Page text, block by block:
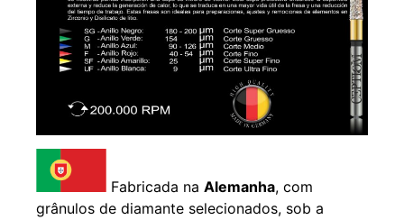
Fabricada na Alemanha, com
grânulos de diamante selecionados, sob a